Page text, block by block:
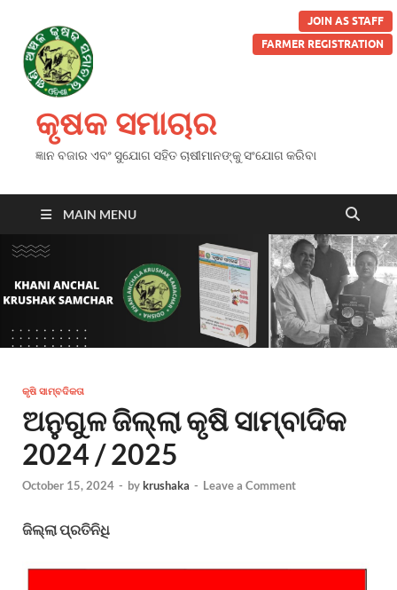
JOIN AS STAFF
FARMER REGISTRATION
କୃଷକ ସମାଚାର
ଜ୍ଞାନ ବଜାର ଏବଂ ସୁଯୋଗ ସହିତ ଚାଷୀମାନଙ୍କୁ ସଂଯୋଗ କରିବା
MAIN MENU
କୃଷି ସାମ୍ବଦିକତା
ଅନୁଗୁଳ ଜିଲ୍ଲା କୃଷି ସାମ୍ବାଦିକ
2024 / 2025
October 15, 2024 - bykrushaka - Leave a Comment
ଜିଲ୍ଲା ପ୍ରତିନିଧି